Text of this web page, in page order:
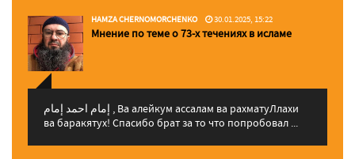
HAMZA CHERNOMORCHENKO 30.01.2025, 15:22
Мнение по теме о 73-х течениях в исламе
إمام احمد إمام , Ва алейкум ассалам ва рахматуЛлахи
ва баракятух! Спасибо брат за то что попробовал ...